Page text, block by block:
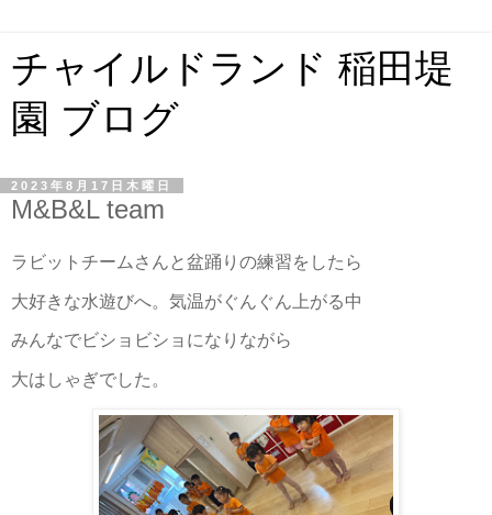
チャイルドランド 稲田堤
園 ブログ
2023年8月17日木曜日
M&B&L team
ラビットチームさんと盆踊りの練習をしたら
大好きな水遊びへ。気温がぐんぐん上がる中
みんなでビショビショになりながら
大はしゃぎでした。